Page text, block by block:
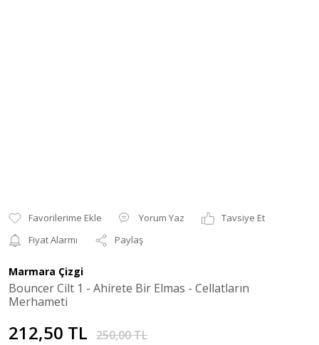
Yorum Yaz
Tavsiye Et
Fiyat Alarmı
Paylaş
Marmara Çizgi
Bouncer Cilt 1 - Ahirete Bir Elmas - Cellatların
Merhameti
212,50 TL 250,00 TL